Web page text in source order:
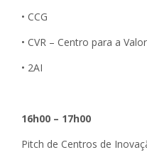
• CCG
• CVR – Centro para a
• 2AI
16h00 – 17h00
Pitch de Centros de